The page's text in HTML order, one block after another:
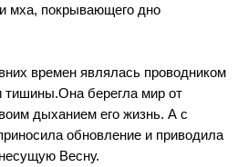
мха, покрывающего дно
времен являлась проводником
тишины.Она берегла мир от
дыханием его жизнь. А с
обновление и приводила
Весну.